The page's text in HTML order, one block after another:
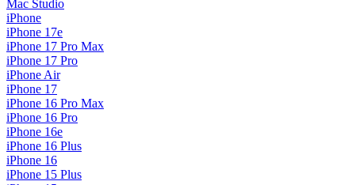
Mac Studio
iPhone
iPhone 17e
iPhone 17 Pro Max
iPhone 17 Pro
iPhone Air
iPhone 17
iPhone 16 Pro Max
iPhone 16 Pro
iPhone 16e
iPhone 16 Plus
iPhone 16
iPhone 15 Plus